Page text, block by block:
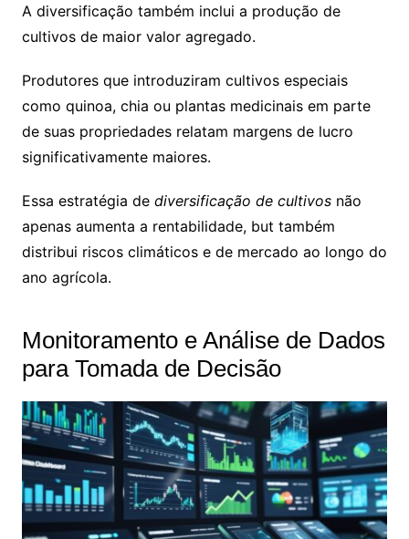
A diversificação também inclui a produção de
cultivos de maior valor agregado.
Produtores que introduziram cultivos especiais
como quinoa, chia ou plantas medicinais em parte
de suas propriedades relatam margens de lucro
significativamente maiores.
Essa estratégia de diversificação de cultivosnão
apenas aumenta a rentabilidade, but também
distribui riscos climáticos e de mercado ao longo do
ano agrícola.
Monitoramento e Análise de Dados
para Tomada de Decisão